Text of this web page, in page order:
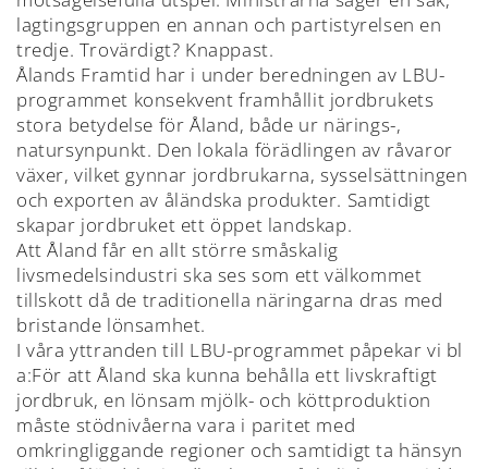
lagtingsgruppen en annan och partistyrelsen en
tredje. Trovärdigt? Knappast.
Ålands Framtid har i under beredningen av LBU-
programmet konsekvent framhållit jordbrukets
stora betydelse för Åland, både ur närings-,
natursynpunkt. Den lokala förädlingen av råvaror
växer, vilket gynnar jordbrukarna, sysselsättningen
och exporten av åländska produkter. Samtidigt
skapar jordbruket ett öppet landskap.
Att Åland får en allt större småskalig
livsmedelsindustri ska ses som ett välkommet
tillskott då de traditionella näringarna dras med
bristande lönsamhet.
I våra yttranden till LBU-programmet påpekar vi bl
a:För att Åland ska kunna behålla ett livskraftigt
jordbruk, en lönsam mjölk- och köttproduktion
måste stödnivåerna vara i paritet med
omkringliggande regioner och samtidigt ta hänsyn